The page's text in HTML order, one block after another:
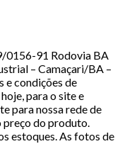
0156-91 Rodovia BA
– Camaçari/BA –
e condições de
para o site e
para nossa rede de
do produto.
estoques. As fotos de